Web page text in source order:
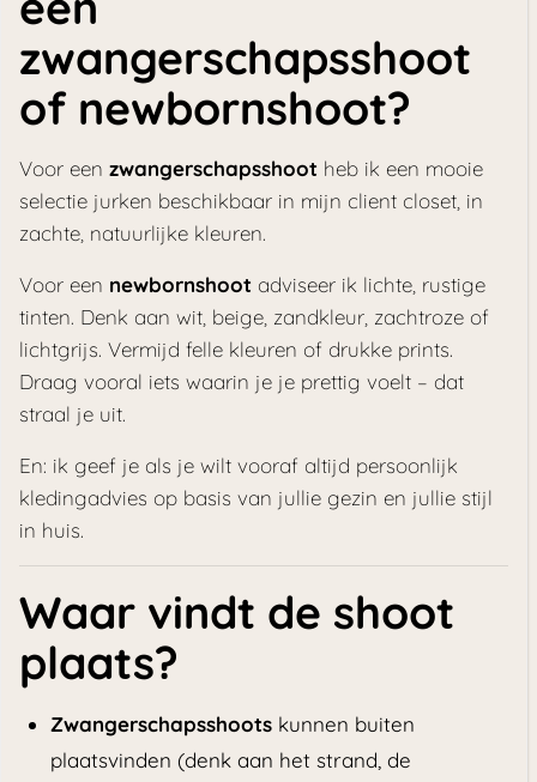
zwangerschapsshoot
of newbornshoot?
Voor een zwangerschapsshoot heb ik een mooie
selectie jurken beschikbaar in mijn client closet, in
zachte, natuurlijke kleuren.
Voor een newbornshoot adviseer ik lichte, rustige
tinten. Denk aan wit, beige, zandkleur, zachtroze of
lichtgrijs. Vermijd felle kleuren of drukke prints.
Draag vooral iets waarin je je prettig voelt – dat
straal je uit.
En: ik geef je als je wilt vooraf altijd persoonlijk
kledingadvies op basis van jullie gezin en jullie stijl
in huis.
Waar vindt de shoot
plaats?
Zwangerschapsshootskunnen buiten
plaatsvinden (denk aan het strand, de